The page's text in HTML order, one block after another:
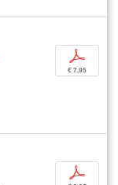
p
€ 7,95
p